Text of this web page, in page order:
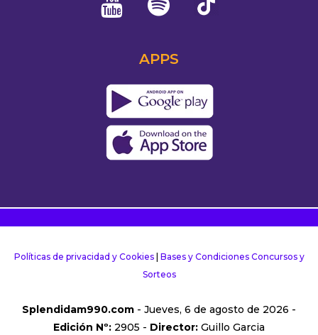
APPS
Políticas de privacidad y Cookies| Bases y Condiciones Concursos y
Sorteos
Splendidam990.com - Jueves, 6 de agosto de 2026 -
Edición Nº: 2905 - Director: Guillo Garcia